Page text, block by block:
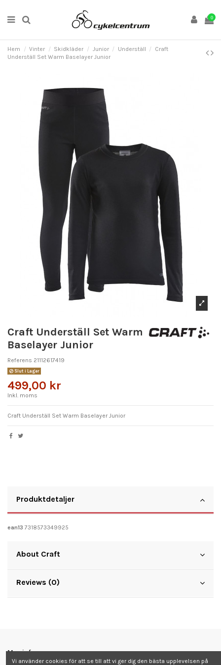
0
Hem Vinter Skidkläder Junior Underställ
Craft
Underställ Set Warm Baselayer Junior
Craft Underställ Set Warm
Baselayer Junior
Referens 21112617419
Slut i Lager
499,00 kr
Inkl. moms
Craft Underställ Set Warm Baselayer Junior
Produktdetaljer
ean13 7318573349925
About Craft
Reviews (0)
Mer info
Vi använder cookies för att se till att vi ger dig den bästa upplevelsen på